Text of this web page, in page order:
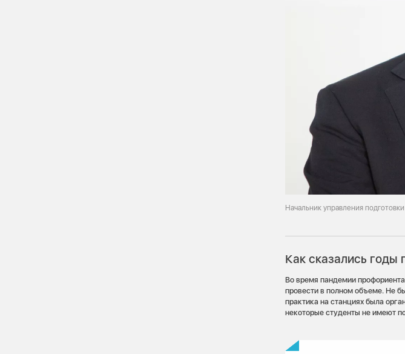
Начальник управления
Как сказались годы
Во время пандемии
провести в полном объеме. Не
практика на станциях была
некоторые студенты не имеют